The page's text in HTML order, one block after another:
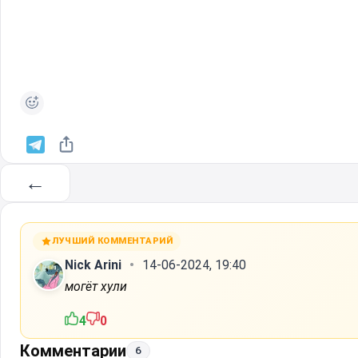
←
ЛУЧШИЙ КОММЕНТАРИЙ
Nick Arini
14-06-2024, 19:40
могёт хули
4 0
Комментарии 6